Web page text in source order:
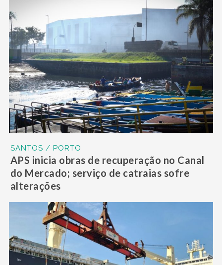
SANTOS / PORTO
APS inicia obras de recuperação no Canal
do Mercado; serviço de catraias sofre
alterações